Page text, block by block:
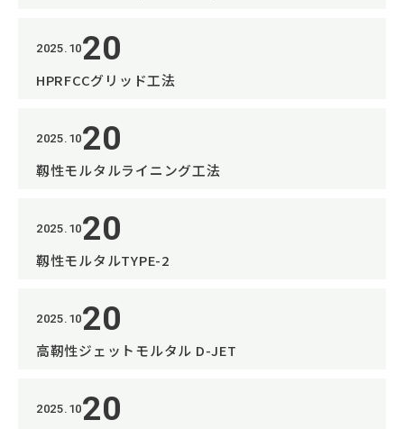
2025.1020
HPRFCCグリッド工法
2025.1020
靱性モルタルライニング工法
2025.1020
靱性モルタルTYPE-2
2025.1020
高靭性ジェットモルタル D-JET
2025.1020